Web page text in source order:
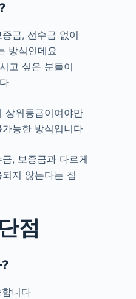
금, 선수금 없이
방식인데요
고 싶은 분들이
상위등급이여야만
능한 방식입니다
, 보증금과 다르게
지 않는다는 점
점
니다